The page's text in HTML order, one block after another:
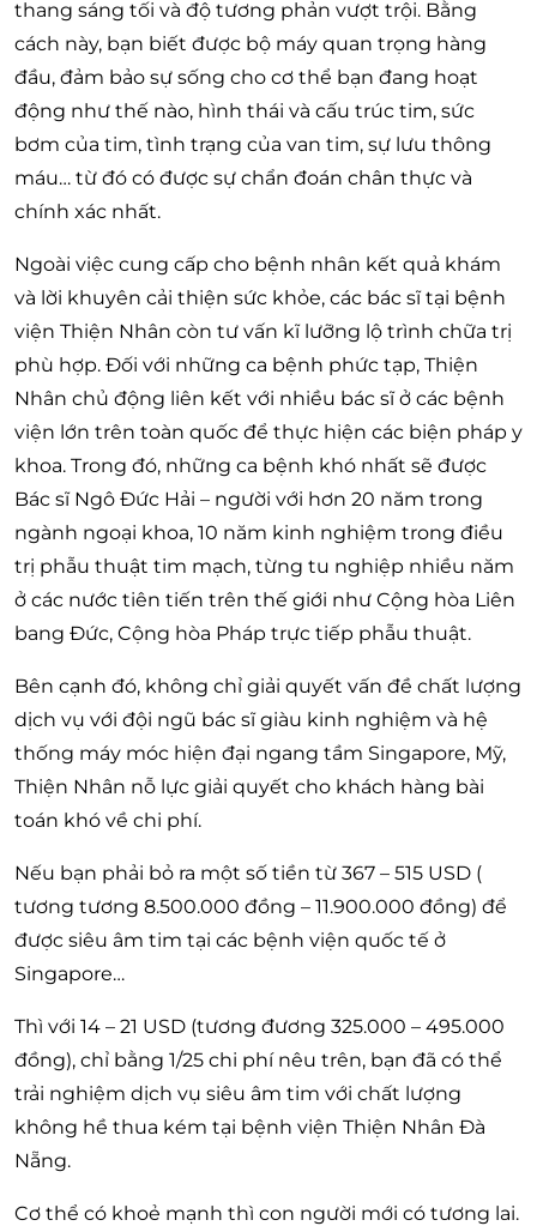
thang sáng tối và độ tương phản vượt trội. Bằng
cách này, bạn biết được bộ máy quan trọng hàng
đầu, đảm bảo sự sống cho cơ thể bạn đang hoạt
động như thế nào, hình thái và cấu trúc tim, sức
bơm của tim, tình trạng của van tim, sự lưu thông
máu… từ đó có được sự chẩn đoán chân thực và
chính xác nhất.
Ngoài việc cung cấp cho bệnh nhân kết quả khám
và lời khuyên cải thiện sức khỏe, các bác sĩ tại bệnh
viện Thiện Nhân còn tư vấn kĩ lưỡng lộ trình chữa trị
phù hợp. Đối với những ca bệnh phức tạp, Thiện
Nhân chủ động liên kết với nhiều bác sĩ ở các bệnh
viện lớn trên toàn quốc để thực hiện các biện pháp y
khoa. Trong đó, những ca bệnh khó nhất sẽ được
Bác sĩ Ngô Đức Hải – người với hơn 20 năm trong
ngành ngoại khoa, 10 năm kinh nghiệm trong điều
trị phẫu thuật tim mạch, từng tu nghiệp nhiều năm
ở các nước tiên tiến trên thế giới như Cộng hòa Liên
bang Đức, Cộng hòa Pháp trực tiếp phẫu thuật.
Bên cạnh đó, không chỉ giải quyết vấn đề chất lượng
dịch vụ với đội ngũ bác sĩ giàu kinh nghiệm và hệ
thống máy móc hiện đại ngang tầm Singapore, Mỹ,
Thiện Nhân nỗ lực giải quyết cho khách hàng bài
toán khó về chi phí.
Nếu bạn phải bỏ ra một số tiền từ 367 – 515 USD (
tương tương 8.500.000 đồng – 11.900.000 đồng) để
được siêu âm tim tại các bệnh viện quốc tế ở
Singapore…
Thì với 14 – 21 USD (tương đương 325.000 – 495.000
đồng), chỉ bằng 1/25 chi phí nêu trên, bạn đã có thể
trải nghiệm dịch vụ siêu âm tim với chất lượng
không hề thua kém tại bệnh viện Thiện Nhân Đà
Nẵng.
Cơ thể có khoẻ mạnh thì con người mới có tương lai.